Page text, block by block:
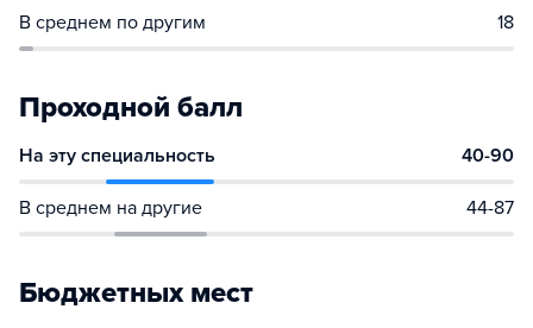
В среднем по другим 18
Проходной балл
На эту специальность 40-90
В среднем на другие 44-87
Бюджетных мест